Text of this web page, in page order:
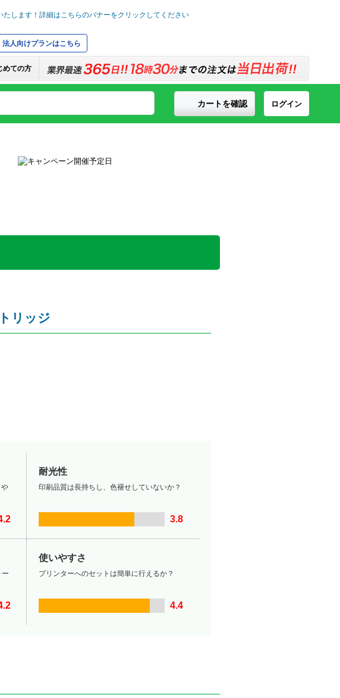
法人向けプランはこちら
めての方
ログイン
カートを確認
リッジ
耐光性
印刷品質は長持ちし、色褪せしていないか？
3.8
使いやすさ
プリンターへのセットは簡単に行えるか？
4.4